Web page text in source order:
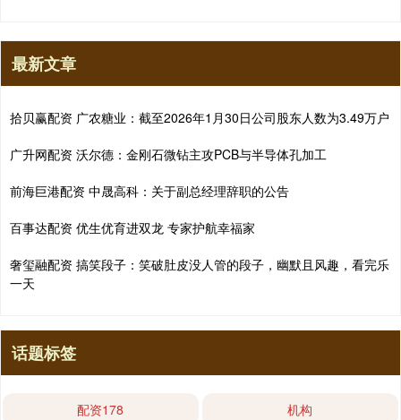
最新文章
拾贝赢配资 广农糖业：截至2026年1月30日公司股东人数为3.49万户
广升网配资 沃尔德：金刚石微钻主攻PCB与半导体孔加工
前海巨港配资 中晟高科：关于副总经理辞职的公告
百事达配资 优生优育进双龙 专家护航幸福家
奢玺融配资 搞笑段子：笑破肚皮没人管的段子，幽默且风趣，看完乐
一天
话题标签
配资178 机构